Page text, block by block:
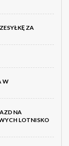
ZA
W
NA
LOTNISKO